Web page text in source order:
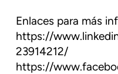
Enlaces para más
https://
23914212/
https://